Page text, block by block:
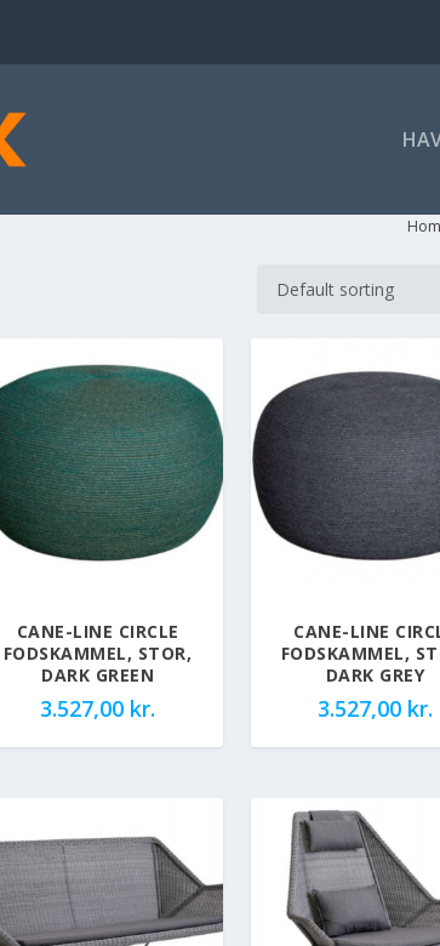
CANE-LINE CIRCLE
FODSKAMMEL, STOR,
DARK GREEN
3.527,00 kr.
CANE-LINE
FODSKAMMEL,
DARK GREY
3.527,00 kr.